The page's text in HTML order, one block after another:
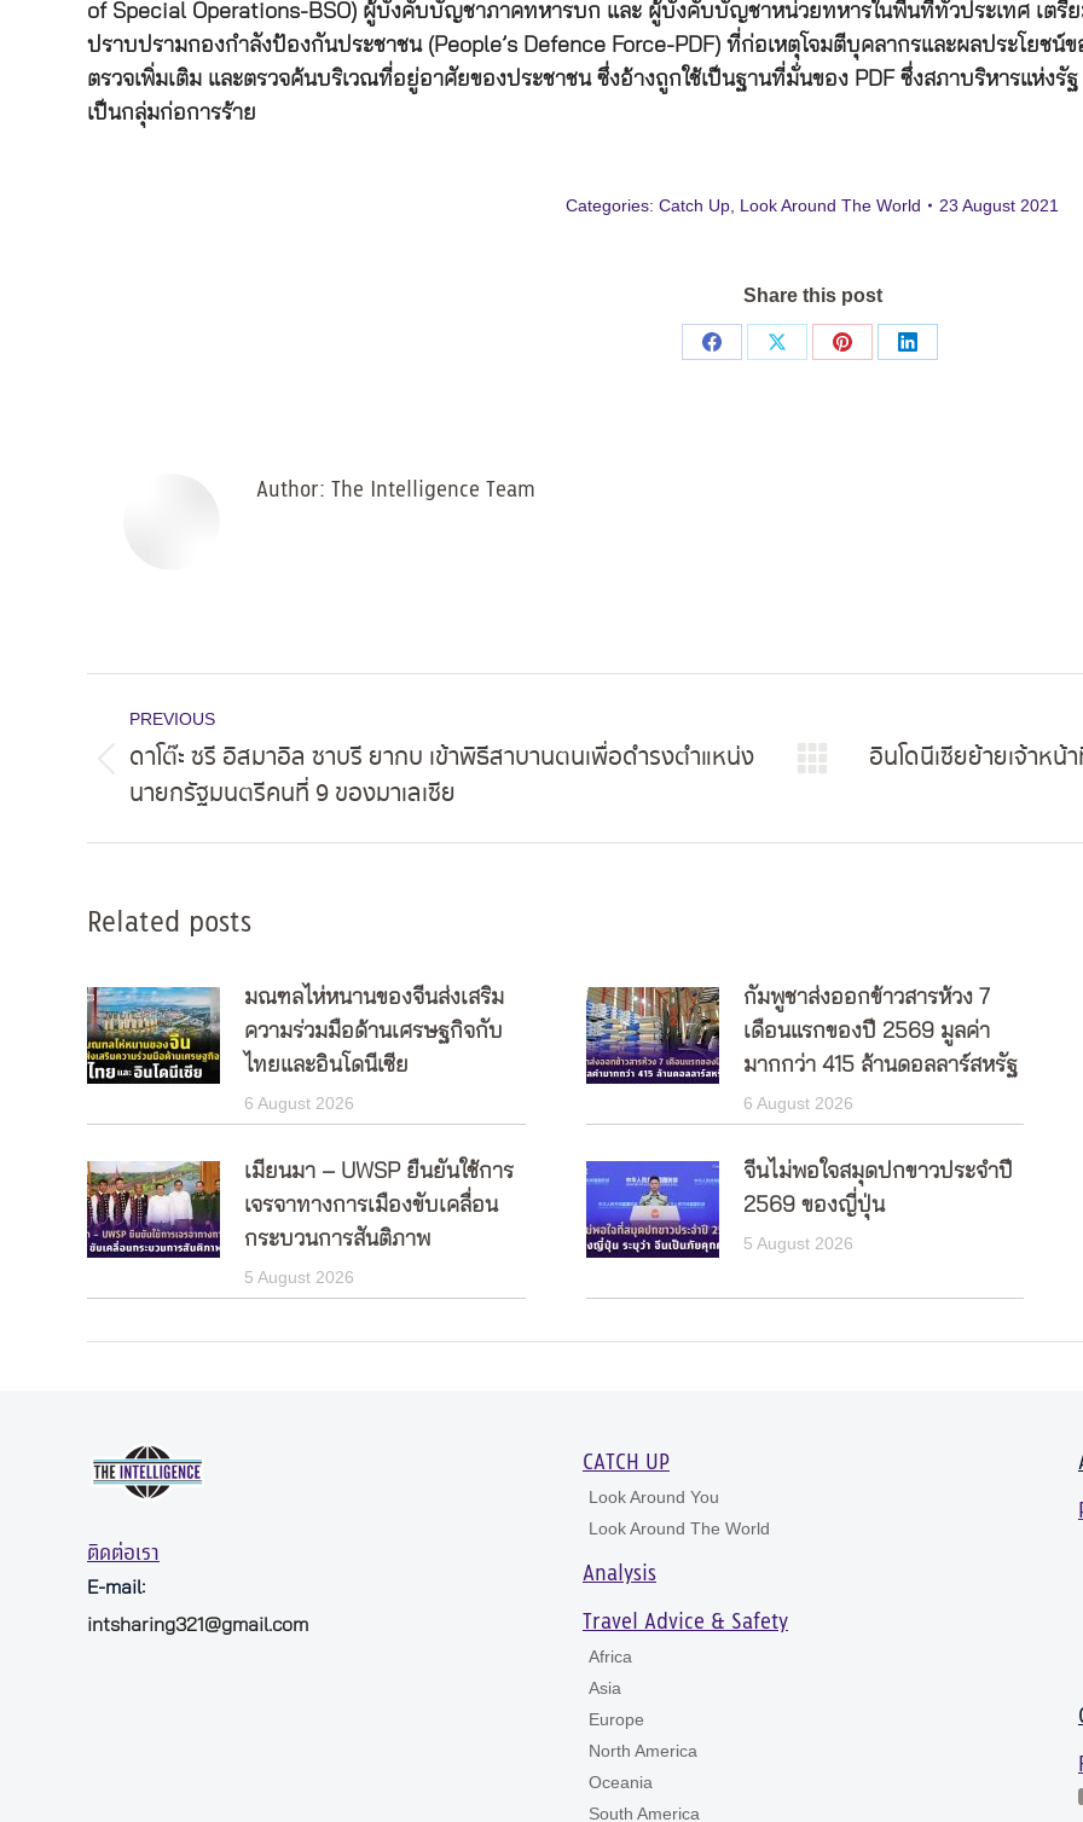
of Special Operations-BSO) ผู้บังคับบัญชาภาคทหารบก และ ผู้บังคับบัญชาหน่วยทหารในพื้นที่ทั่วประเทศ เตรี
ปราบปรามกองกำลังป้องกันประชาชน (People’s Defence Force-PDF) ที่ก่อเหตุโจมตีบุคลากรและผลประโยช
ตรวจเพิ่มเติม และตรวจค้นบริเวณที่อยู่อาศัยของประชาชน ซึ่งอ้างถูกใช้เป็นฐานที่มั่นของ PDF ซึ่งสภาบริหารแห่ง
เป็นกลุ่มก่อการร้าย
Categories: Catch Up Look Around The World 23 August 2021
Share this post
Share
Share
Share
Share
Author: The Intelligence Team
navigation
PREVIOUS
post:
ดาโต๊ะ ซรี อิสมาอิล ซาบรี ยากบ เข้าพิธีสาบานตนเพื่อดำรงตำแหน่ง
นายกรัฐมนตรีคนที่ 9 ของมาเลเซีย
อินโดนีเซียย้ายเจ้าห
Related posts
มณฑลไห่หนานของจีนส่งเสริม
ความร่วมมือด้านเศรษฐกิจกับ
ไทยและอินโดนีเซีย
6 August 2026
กัมพูชาส่งออกข้าวสารห้วง 7
เดือนแรกของปี 2569 มูลค่า
มากกว่า 415 ล้านดอลลาร์สหรัฐ
6 August 2026
เมียนมา – UWSP ยืนยันใช้การ
เจรจาทางการเมืองขับเคลื่อน
กระบวนการสันติภาพ
5 August 2026
จีนไม่พอใจสมุดปกขาวประจำปี
2569 ของญี่ปุ่น
5 August 2026
ติดต่อเรา
E-mail:
intsharing321@gmail.com
CATCH UP
Look Around You
Look Around The World
Analysis
Travel Advice & Safety
Africa
Asia
Europe
North America
Oceania
South America